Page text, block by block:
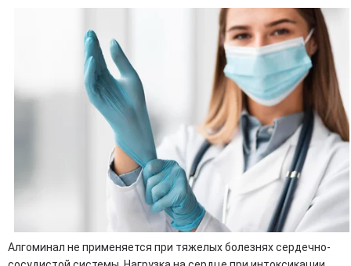
Алгоминал не применяется при тяжелых болезнях сердечно-